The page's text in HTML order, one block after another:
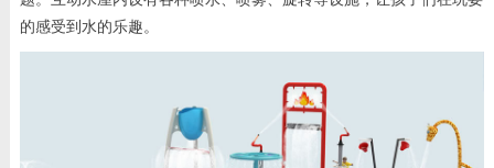
的感受到水的乐趣。